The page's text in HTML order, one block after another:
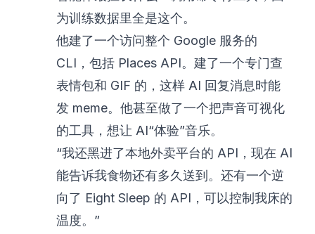
为训练数据里全是这个。
他建了一个访问整个 Google 服务的
CLI，包括 Places API。建了一个专门查
表情包和 GIF 的，这样 AI 回复消息时能
发 meme。他甚至做了一个把声音可视化
的工具，想让 AI“体验”音乐。
“我还黑进了本地外卖平台的 API，现在 AI
能告诉我食物还有多久送到。还有一个逆
向了 Eight Sleep 的 API，可以控制我床的
温度。”